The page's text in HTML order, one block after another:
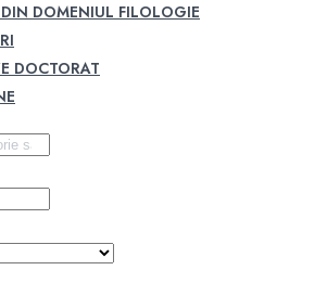
DIN DOMENIUL FILOLOGIE
DOCTORAT